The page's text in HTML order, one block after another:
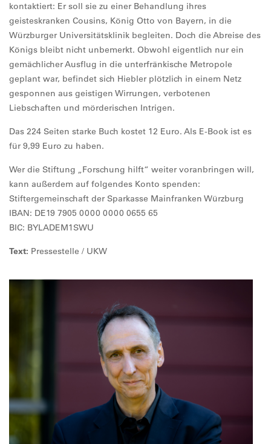
kontaktiert: Er soll sie zu einer Behandlung ihres
geisteskranken Cousins, König Otto von Bayern, in die
Würzburger Universitätsklinik begleiten. Doch die Abreise des
Königs bleibt nicht unbemerkt. Obwohl eigentlich nur ein
gemächlicher Ausflug in die unterfränkische Metropole
geplant war, befindet sich Hiebler plötzlich in einem Netz
gesponnen aus geistigen Wirrungen, verbotenen
Liebschaften und mörderischen Intrigen.
Das 224 Seiten starke Buch kostet 12 Euro. Als E-Book ist es
für 9,99 Euro zu haben.
Wer die Stiftung „Forschung hilft“ weiter voranbringen will,
kann außerdem auf folgendes Konto spenden:
Stiftergemeinschaft der Sparkasse Mainfranken Würzburg
IBAN: DE19 7905 0000 0000 0655 65
BIC: BYLADEM1SWU
Text: Pressestelle / UKW